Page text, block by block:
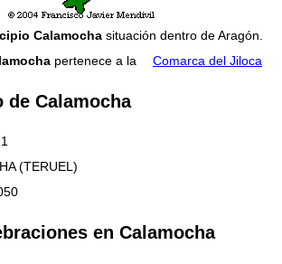
Calamocha situación dentro de Aragón.
pertenece a la Comarca del Jiloca
de Calamocha
(TERUEL)
en Calamocha